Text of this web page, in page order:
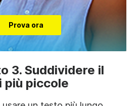
Prova ora
3. Suddividere il
piccole